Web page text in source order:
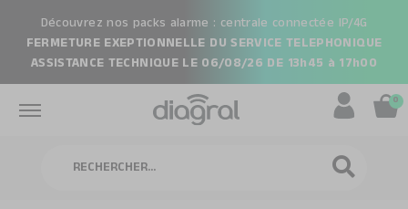
Découvrez nos packs alarme : centrale connectée IP/4G
FERMETURE EXEPTIONNELLE DU SERVICE TELEPHONIQUE
ASSISTANCE TECHNIQUELE 06/08/26 DE 13h45 à 17h00
0